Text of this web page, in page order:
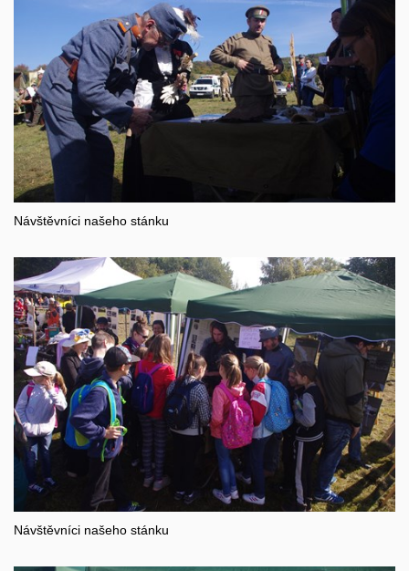
Návštěvníci našeho stánku
Návštěvníci našeho stánku